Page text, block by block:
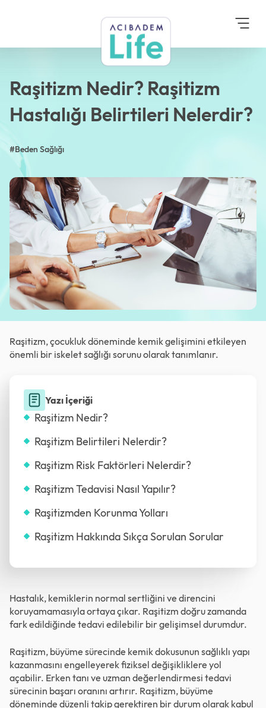
Beden Sağlığı
Hastalığı Belirtileri
Nelerdir?
Raşitizm Nedir? Raşitizm
Hastalığı Belirtileri Nelerdir?
#Beden Sağlığı
Raşitizm, çocukluk döneminde kemik gelişimini etkileyen
önemli bir iskelet sağlığı sorunu olarak tanımlanır.
Yazı İçeriği
Raşitizm Nedir?
Raşitizm Belirtileri Nelerdir?
Raşitizm Risk Faktörleri Nelerdir?
Raşitizm Tedavisi Nasıl Yapılır?
Raşitizmden Korunma Yolları
Raşitizm Hakkında Sıkça Sorulan Sorular
Hastalık, kemiklerin normal sertliğini ve direncini
koruyamamasıyla ortaya çıkar. Raşitizm doğru zamanda
fark edildiğinde tedavi edilebilir bir gelişimsel durumdur.
Raşitizm, büyüme sürecinde kemik dokusunun sağlıklı yapı
kazanmasını engelleyerek fiziksel değişikliklere yol
açabilir. Erken tanı ve uzman değerlendirmesi tedavi
sürecinin başarı oranını artırır. Raşitizm, büyüme
döneminde düzenli takip gerektiren bir durum olarak kabul